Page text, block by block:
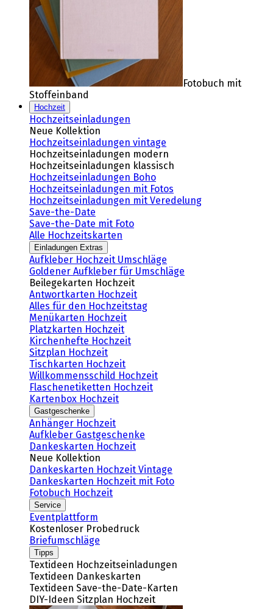
Fotobuch mit
Stoffeinband
Hochzeit
Hochzeitseinladungen
Neue Kollektion
Hochzeitseinladungen vintage
Hochzeitseinladungen modern
Hochzeitseinladungen klassisch
Hochzeitseinladungen Boho
Hochzeitseinladungen mit Fotos
Hochzeitseinladungen mit Veredelung
Save-the-Date
Save-the-Date mit Foto
Alle Hochzeitskarten
Einladungen Extras
Aufkleber Hochzeit Umschläge
Goldener Aufkleber für Umschläge
Beilegekarten Hochzeit
Antwortkarten Hochzeit
Alles für den Hochzeitstag
Menükarten Hochzeit
Platzkarten Hochzeit
Kirchenhefte Hochzeit
Sitzplan Hochzeit
Tischkarten Hochzeit
Willkommensschild Hochzeit
Flaschenetiketten Hochzeit
Kartenbox Hochzeit
Gastgeschenke
Anhänger Hochzeit
Aufkleber Gastgeschenke
Dankeskarten Hochzeit
Neue Kollektion
Dankeskarten Hochzeit Vintage
Dankeskarten Hochzeit mit Foto
Fotobuch Hochzeit
Service
Eventplattform
Kostenloser Probedruck
Briefumschläge
Tipps
Textideen Hochzeitseinladungen
Textideen Dankeskarten
Textideen Save-the-Date-Karten
DIY-Ideen Sitzplan Hochzeit